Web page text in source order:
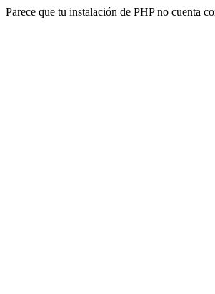
Parece que tu instalación de PHP no cuenta